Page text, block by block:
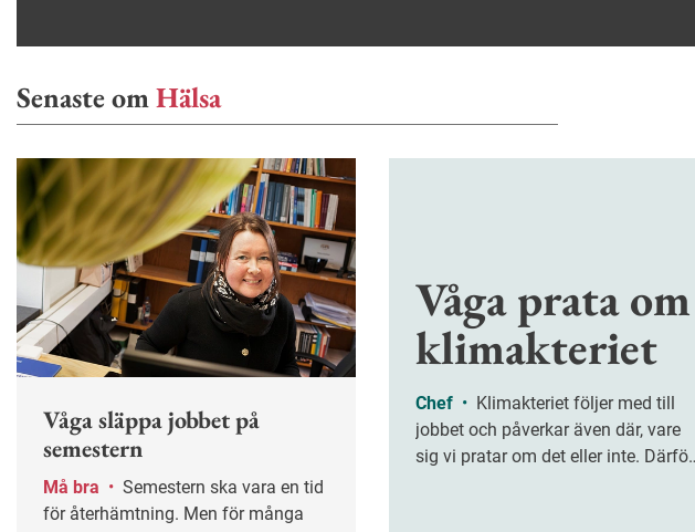
Senaste omHälsa
Våga släppa jobbet på
semestern
Må bra •
för återhämtning. Men för många
Våga prata om
klimakteriet
Chef •
jobbet och påverkar även där, vare
sig vi pratar om det eller inte. Därför